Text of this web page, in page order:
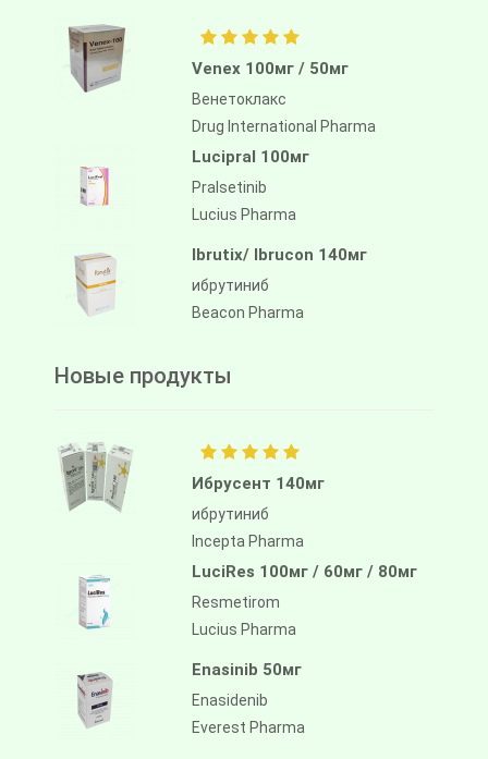
Venex 100мг / 50мг
Венетоклакс
Drug International Pharma
Lucipral 100мг
Pralsetinib
Lucius Pharma
Ibrutix/ Ibrucon 140мг
ибрутиниб
Beacon Pharma
Новые продукты
Ибрусент 140мг
ибрутиниб
Incepta Pharma
LuciRes 100мг / 60мг / 80мг
Resmetirom
Lucius Pharma
Enasinib 50мг
Enasidenib
Everest Pharma